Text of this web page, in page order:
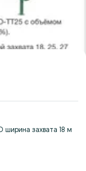
ширина захвата 18 м